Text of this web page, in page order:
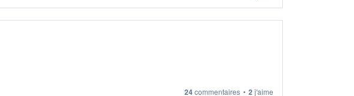
24commentaires • 2 j'aime